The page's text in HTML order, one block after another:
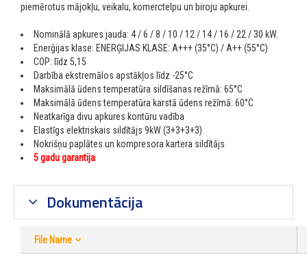
piemērotus mājokļu, veikalu, komerctelpu un biroju apkurei.
Nominālā apkures jauda: 4 / 6 / 8 / 10 / 12 / 14 / 16 / 22 / 30 kW.
Enerģijas klase: ENERĢIJAS KLASE: A+++ (35°C) / A++ (55°C)
COP: līdz 5,15
Darbība ekstremālos apstākļos līdz -25°C
Maksimālā ūdens temperatūra sildīšanas režīmā: 65°C
Maksimālā ūdens temperatūra karstā ūdens režīmā: 60°C
Neatkarīga divu apkures kontūru vadība
Elastīgs elektriskais sildītājs 9kW (3+3+3+3)
Nokrišņu paplātes un kompresora kartera sildītājs
5 gadu garantija
Dokumentācija
File Name